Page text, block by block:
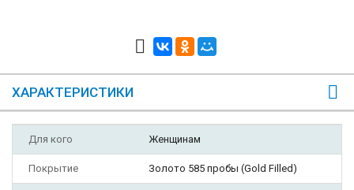
ХАРАКТЕРИСТИКИ
Для кого Женщинам
Покрытие Золото 585 пробы (Gold Filled)